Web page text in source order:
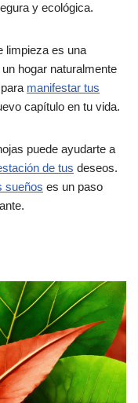
y ecológica.
limpieza es una
hogar naturalmente
manifestar tus
capítulo en tu vida.
puede ayudarte a
de tus deseos.
sueños es un paso